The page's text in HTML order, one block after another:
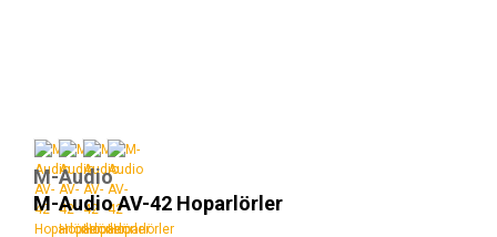
M-Audio
M-Audio AV-42 Hoparlörler